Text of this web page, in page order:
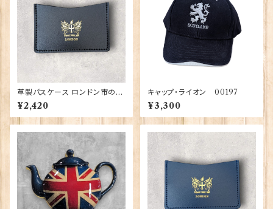
革製パスケース ロンドン市の紋
章入り【Black】R.C.Brady 90
381-Black
¥2,420
キャップ・ライオン 00197
¥3,300